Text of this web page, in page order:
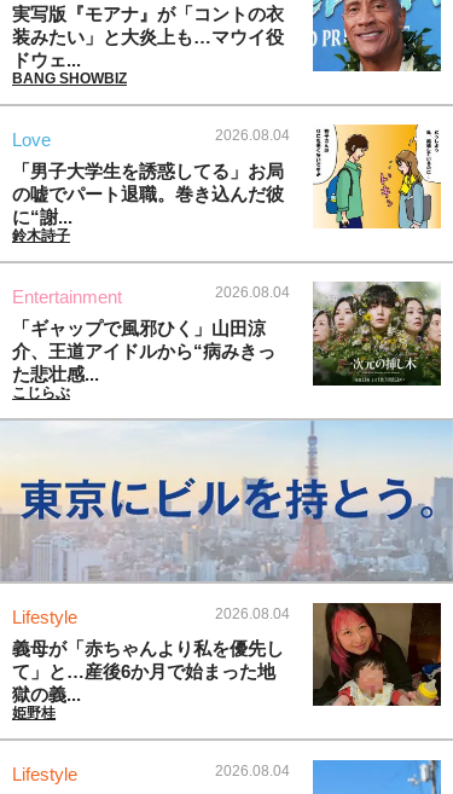
実写版『モアナ』が「コントの衣
装みたい」と大炎上も…マウイ役
ドウェ...
BANG SHOWBIZ
Love 2026.08.04
「男子大学生を誘惑してる」お局
の嘘でパート退職。巻き込んだ彼
に“謝...
鈴木詩子
Entertainment 2026.08.04
「ギャップで風邪ひく」山田涼
介、王道アイドルから“病みきっ
た悲壮感...
こじらぶ
Lifestyle 2026.08.04
義母が「赤ちゃんより私を優先し
て」と…産後6か月で始まった地
獄の義...
姫野桂
Lifestyle 2026.08.04